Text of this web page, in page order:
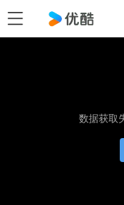
数据获取